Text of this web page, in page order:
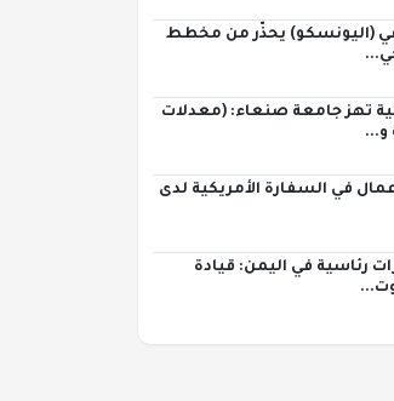
في (اليونسكو) يحذّر من مخطط
تهز جامعة صنعاء: (معدلات
و...
في السفارة الأمريكية لدى
رئاسية في اليمن: قيادة